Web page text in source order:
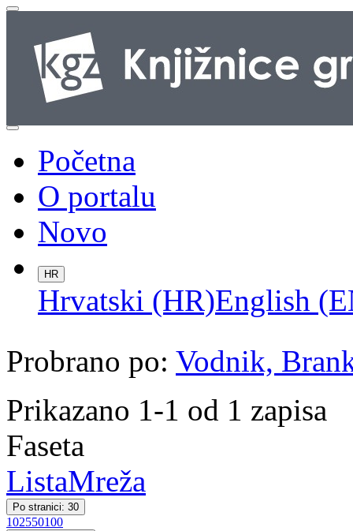
Početna
O portalu
Novo
HR
Hrvatski (HR)English
Probrano po: Vodnik,
Prikazano 1-1 od 1 zapisa
Faseta
ListaMreža
Po stranici: 30
102550100